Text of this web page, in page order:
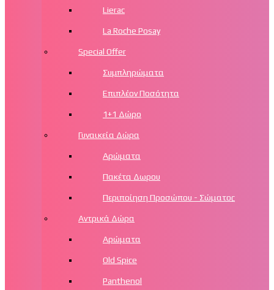
Lierac
La Roche Posay
Special Offer
Συμπληρώματα
Επιπλέον Ποσότητα
1+1 Δώρο
Γυναικεία Δώρα
Αρώματα
Πακέτα Δωρου
Περιποίηση Προσώπου - Σώματος
Αντρικά Δώρα
Αρώματα
Old Spice
Panthenol